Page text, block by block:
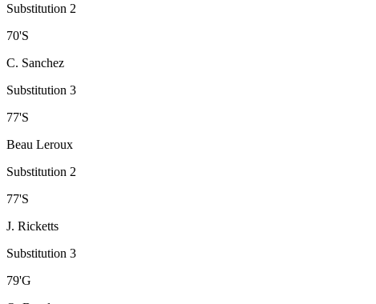
Substitution 2
70'S
C. Sanchez
Substitution 3
77'S
Beau Leroux
Substitution 2
77'S
J. Ricketts
Substitution 3
79'G